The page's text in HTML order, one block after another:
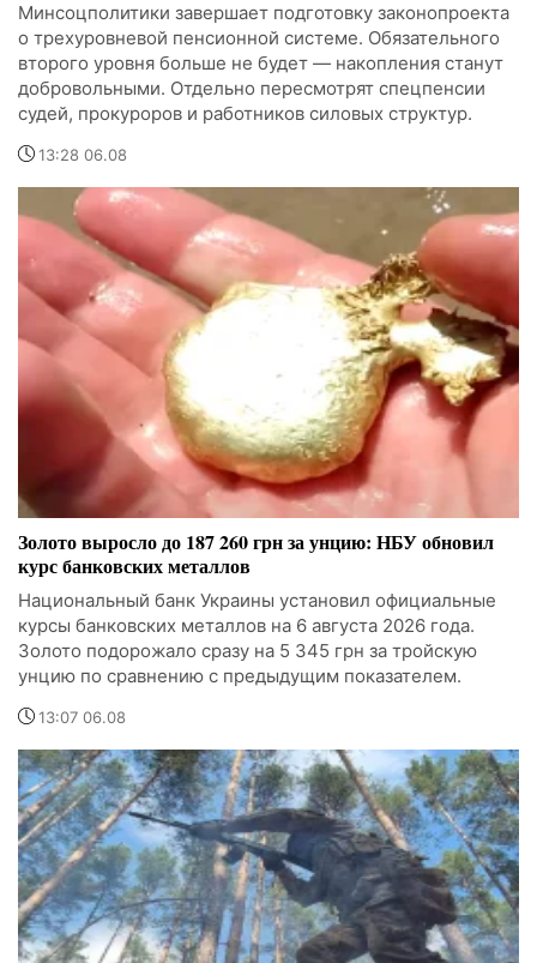
Минсоцполитики завершает подготовку законопроекта
о трехуровневой пенсионной системе. Обязательного
второго уровня больше не будет — накопления станут
добровольными. Отдельно пересмотрят спецпенсии
судей, прокуроров и работников силовых структур.
13:28 06.08
Золото выросло до 187 260 грн за унцию: НБУ обновил
курс банковских металлов
Национальный банк Украины установил официальные
курсы банковских металлов на 6 августа 2026 года.
Золото подорожало сразу на 5 345 грн за тройскую
унцию по сравнению с предыдущим показателем.
13:07 06.08